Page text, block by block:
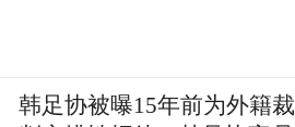
韩足协被曝15年前为外籍裁